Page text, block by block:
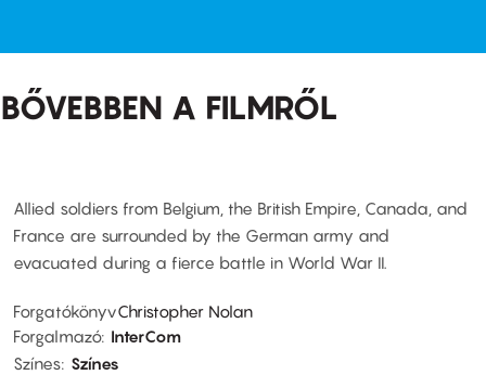
BŐVEBBEN A FILMRŐL
Allied soldiers from Belgium, the British Empire, Canada, and
France are surrounded by the German army and
evacuated during a fierce battle in World War II.
ForgatókönyvChristopher Nolan
Forgalmazó InterCom
Színes Színes